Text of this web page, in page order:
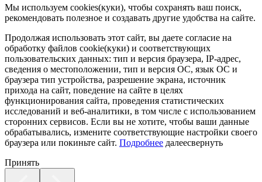
Мы используем cookies(куки), чтобы сохранять ваш поиск,
рекомендовать полезное и создавать другие удобства на сайте.
Продолжая использовать этот сайт, вы даете согласие на
обработку файлов cookie(куки) и соответствующих
пользовательских данных: тип и версия браузера, IP-адрес,
сведения о местоположении, тип и версия ОС, язык ОС и
браузера тип устройства, разрешение экрана, источник
прихода на сайт, поведение на сайте в целях
функционирования сайта, проведения статистических
исследований и веб-аналитики, в том числе с использованием
сторонних сервисов. Если вы не хотите, чтобы ваши данные
обрабатывались, измените соответствующие настройки своего
браузера или покиньте сайт. Подробнее далеесвернуть
Принять